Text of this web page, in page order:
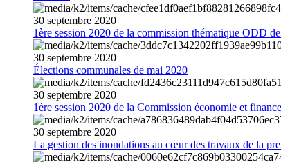
30 septembre 2020
1ère session 2020 de la commission thématique ODD
30 septembre 2020
Élections communales de mai 2020
30 septembre 2020
1ère session 2020 de la Commission économie et
30 septembre 2020
La gestion des inondations au cœur des travaux de la